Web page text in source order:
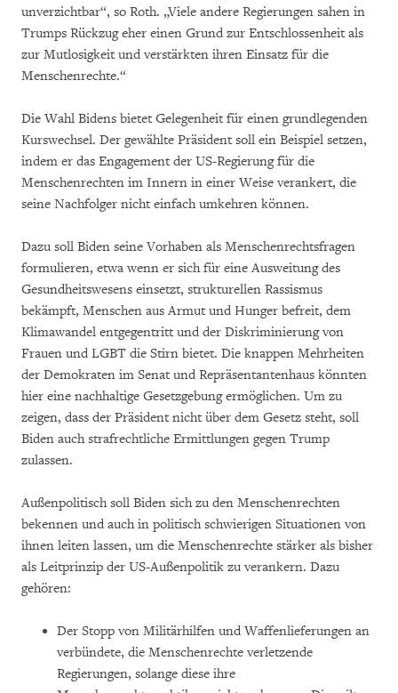
unverzichtbar“, so Roth. „Viele andere Regierungen sahen in
Trumps Rückzug eher einen Grund zur Entschlossenheit als
zur Mutlosigkeit und verstärkten ihren Einsatz für die
Menschenrechte.“
Die Wahl Bidens bietet Gelegenheit für einen grundlegenden
Kurswechsel. Der gewählte Präsident soll ein Beispiel setzen,
indem er das Engagement der US-Regierung für die
Menschenrechten im Innern in einer Weise verankert, die
seine Nachfolger nicht einfach umkehren können.
Dazu soll Biden seine Vorhaben als Menschenrechtsfragen
formulieren, etwa wenn er sich für eine Ausweitung des
Gesundheitswesens einsetzt, strukturellen Rassismus
bekämpft, Menschen aus Armut und Hunger befreit, dem
Klimawandel entgegentritt und der Diskriminierung von
Frauen und LGBT die Stirn bietet. Die knappen Mehrheiten
der Demokraten im Senat und Repräsentantenhaus könnten
hier eine nachhaltige Gesetzgebung ermöglichen. Um zu
zeigen, dass der Präsident nicht über dem Gesetz steht, soll
Biden auch strafrechtliche Ermittlungen gegen Trump
zulassen.
Außenpolitisch soll Biden sich zu den Menschenrechten
bekennen und auch in politisch schwierigen Situationen von
ihnen leiten lassen, um die Menschenrechte stärker als bisher
als Leitprinzip der US-Außenpolitik zu verankern. Dazu
gehören:
Der Stopp von Militärhilfen und Waffenlieferungen an
verbündete, die Menschenrechte verletzende
Regierungen, solange diese ihre